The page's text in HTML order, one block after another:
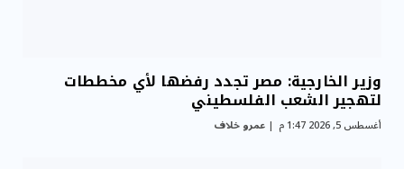
وزير الخارجية: مصر تجدد رفضها لأي مخططات
لتهجير الشعب الفلسطيني
أغسطس 5, 2026 1:47 م عمرو خلاف